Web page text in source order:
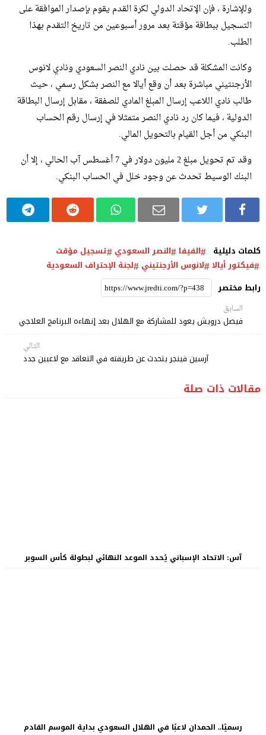
وللإشارة ، فإن الإتحاد الدولي لكرة القدم يقوم بإصدار الموافقة على
التسجيل ببطاقة مؤقتة بعد مرور أسبوعين من تاريخ التقدم بهذا
الطلب.
وكانت المشكلة قد حصلت بين نادي النصر السعودي ونادي لانوس
الأرجنتيني مباشرة بعد أن وقع أيالا مع النصر بشكل رسمي ، حيث
طالب نادي اللاعب إرسال المبلغ المادي للصفقة ، مقابل إرسال البطاقة
الدولية ، فيما كان رد نادي النصر متمثلا في إرسال رقم الحساب
البنكي من أجل القيام بالتحويل المالي.
وقد تم تحويل مبلغ 2 مليون دولار في 7 أغسطس آب الحالي ، إلا أن
البنك الوسيط تحدث عن وجود خلل في الحساب البنكي.
كلمات دليلية الفيفا النصر السعودي تسجيل مؤقت
فيكتور أيالا لانوس الأرجنتيني لجنة الإحتراف السعودية
رابط مختصر
السابق
فيصل درويش يعود للمشاركة مع الهلال بعد إنهاءه البرنامج العلاجي
التالي
آرسين فينجر يتحدث عن طريقته في التعاقد مع لاعبين جدد
مقالات ذات صلة
آس: الاتحاد الإسباني يُحدد الموعد النهائي لبطولة كأس السوبر
رسميًا.. الحمدان لاعبًا في الهلال السعودي بداية الموسم القادم